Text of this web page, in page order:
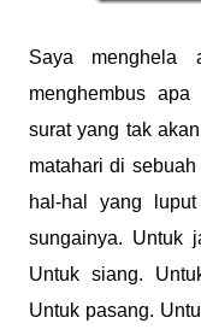
Saya
menghembus
surat yang tak
matahari di
hal-hal yang
sungainya. Untuk
Untuk siang.
Untuk pasang.